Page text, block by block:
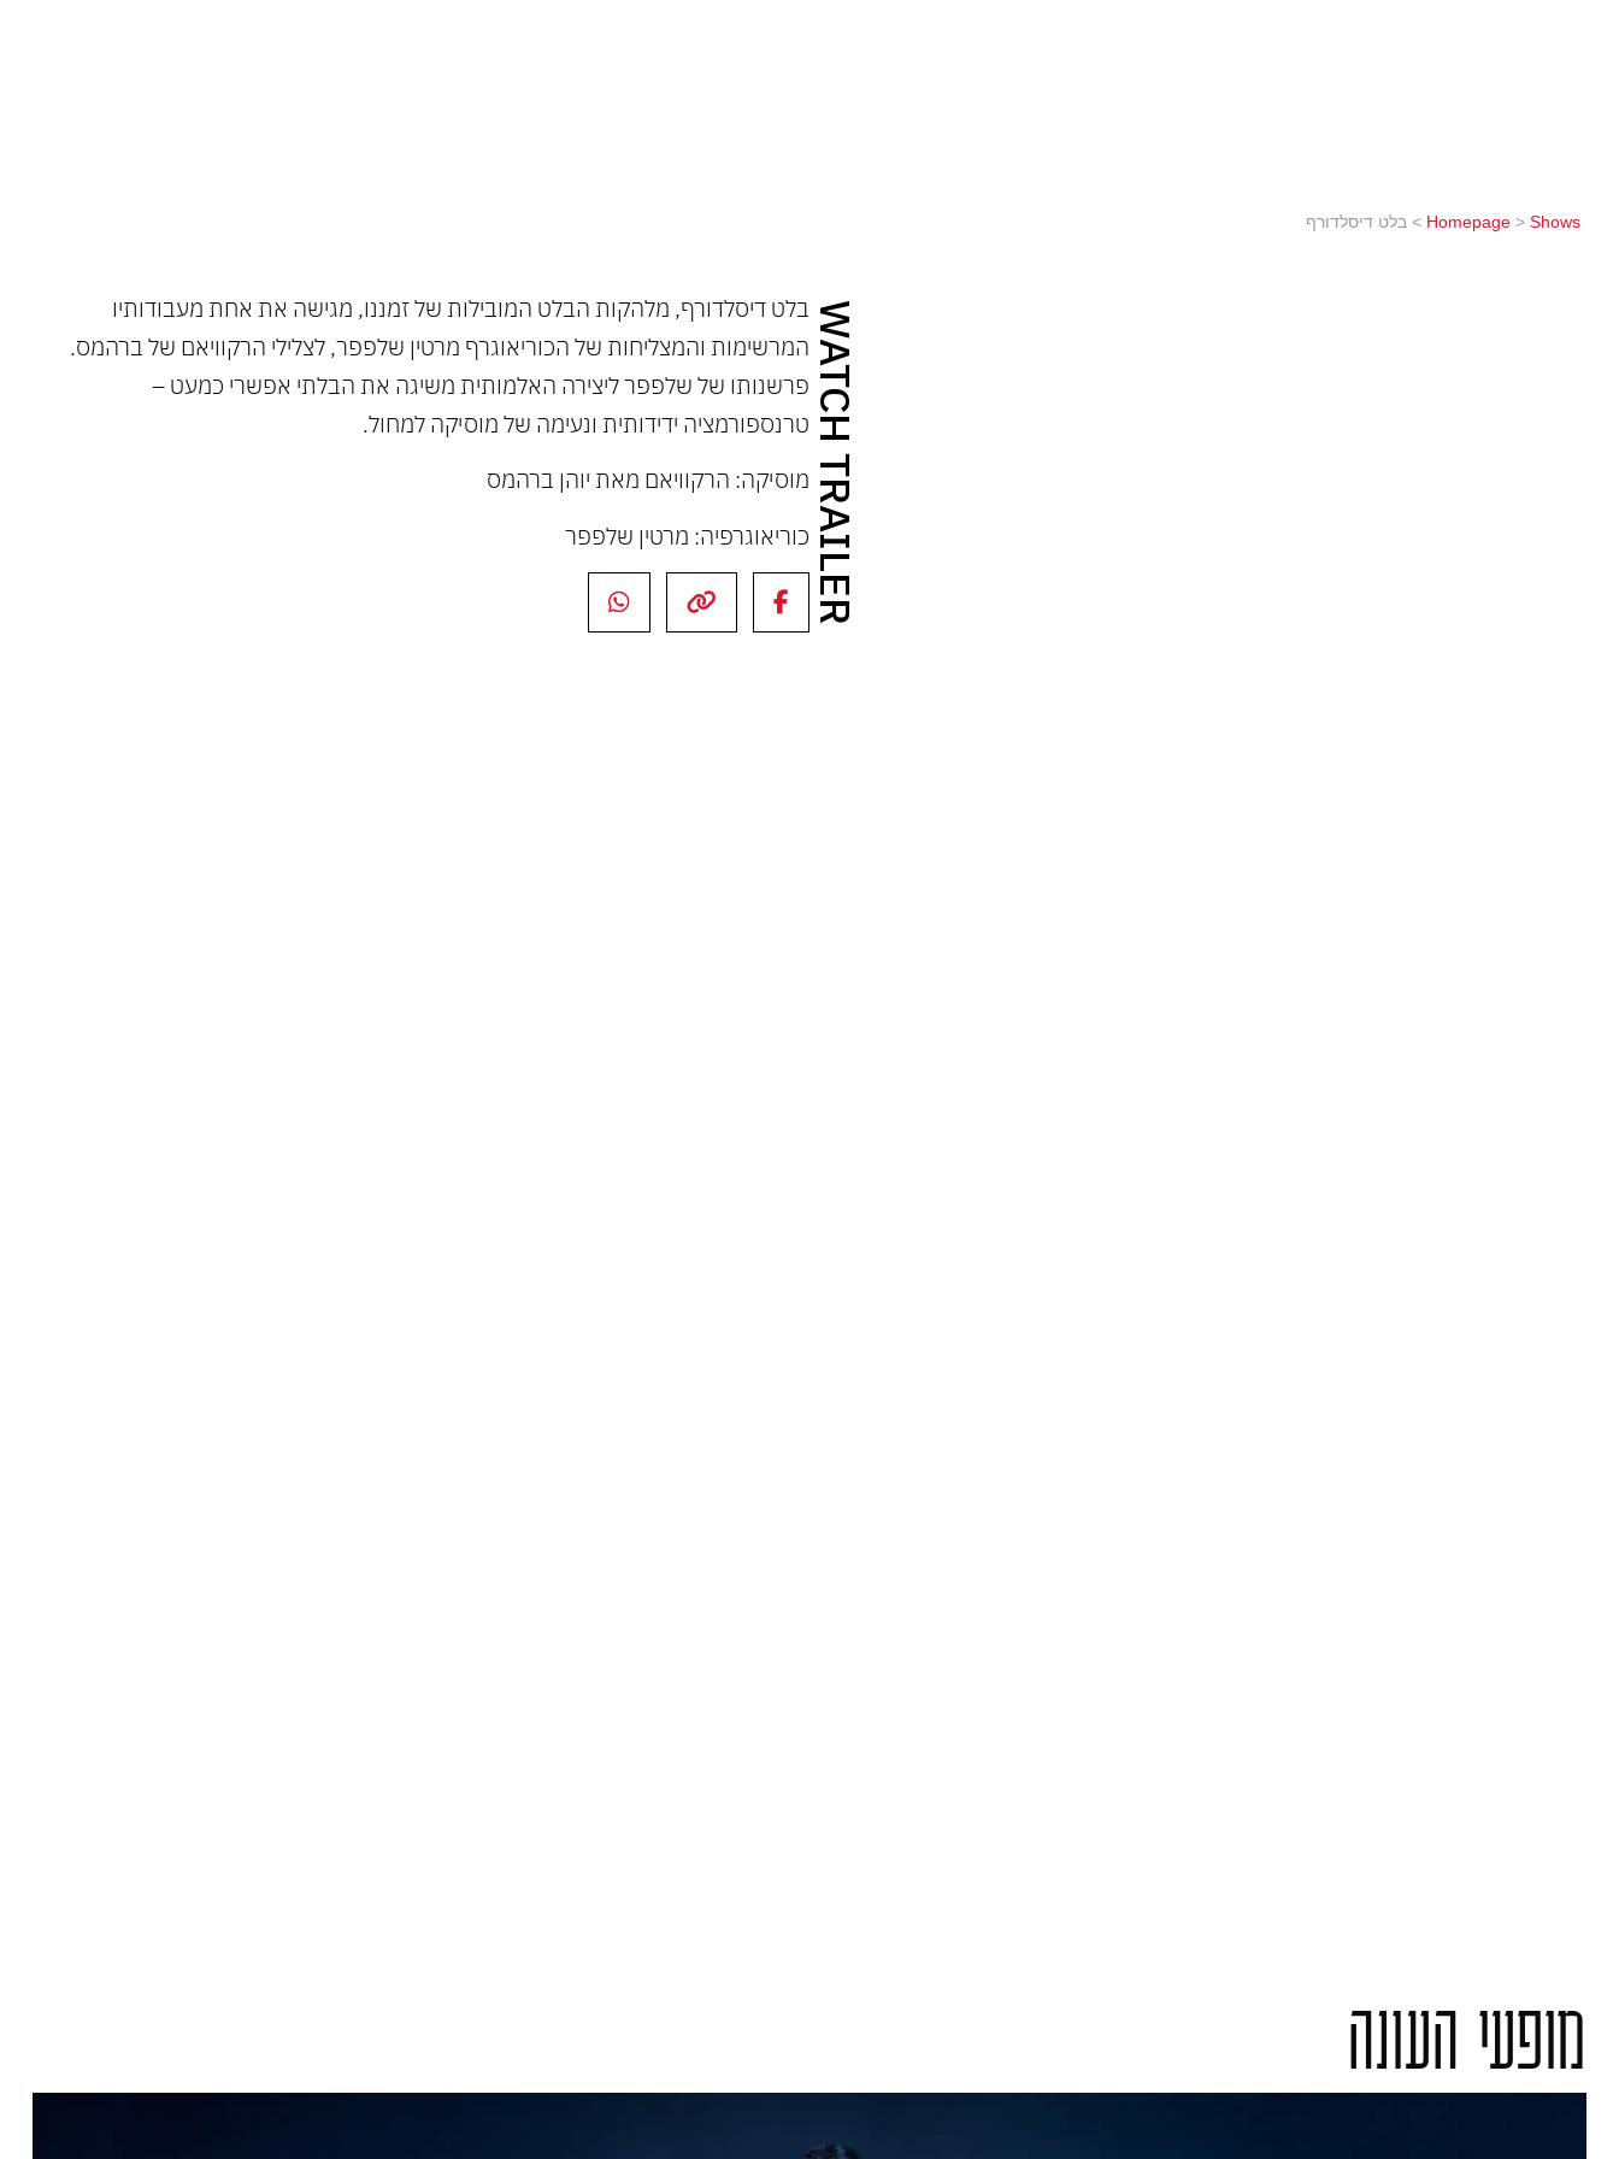
Homepage >Shows
> בלט דיסלדורף
WATCH TRAILER בלט דיסלדורף, מלהקות הבלט המובילות של זמננו, מגישה את אחת מעבודותיו
המרשימות והמצליחות של הכוריאוגרף מרטין שלפפר, לצלילי הרקוויאם של ברהמס.
פרשנותו של שלפפר ליצירה האלמותית משיגה את הבלתי אפשרי כמעט –
טרנספורמציה ידידותית ונעימה של מוסיקה למחול.
מוסיקה: הרקוויאם מאת יוהן ברהמס
כוריאוגרפיה: מרטין שלפפר
מופעי העונה